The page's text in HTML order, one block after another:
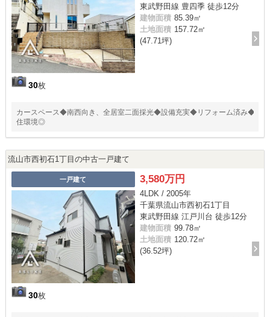
30枚
東武野田線 豊四季 徒歩12分
建物面積 85.39㎡
土地面積 157.72㎡
(47.71坪)
カースペース◆南西向き、全居室二面採光◆設備充実◆リフォーム済み◆
住環境◎
流山市西初石1丁目の中古一戸建て
一戸建て
30枚
3,580万円
4LDK / 2005年
千葉県流山市西初石1丁目
東武野田線 江戸川台 徒歩12分
建物面積 99.78㎡
土地面積 120.72㎡
(36.52坪)